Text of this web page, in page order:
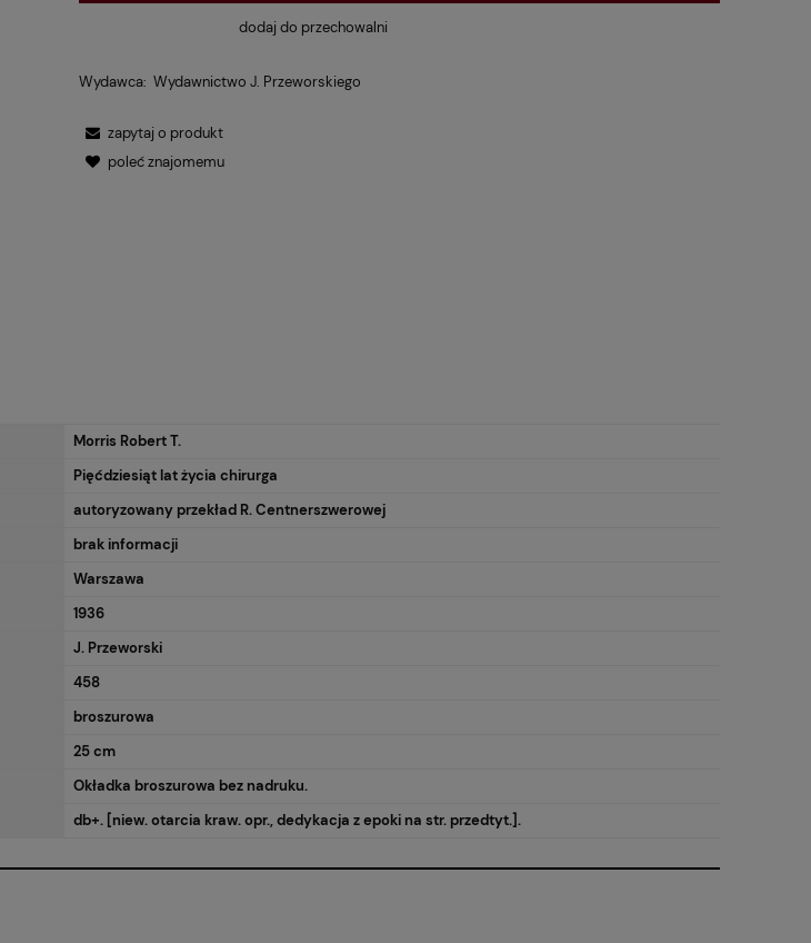
dodaj do przechowalni
Wydawca: Wydawnictwo J. Przeworskiego
zapytaj o produkt
poleć znajomemu
Morris Robert T.
Pięćdziesiąt lat życia chirurga
autoryzowany przekład R. Centnerszwerowej
brak informacji
Warszawa
1936
J. Przeworski
458
broszurowa
25 cm
Okładka broszurowa bez nadruku.
db+. [niew. otarcia kraw. opr., dedykacja z epoki na str. przedtyt.].